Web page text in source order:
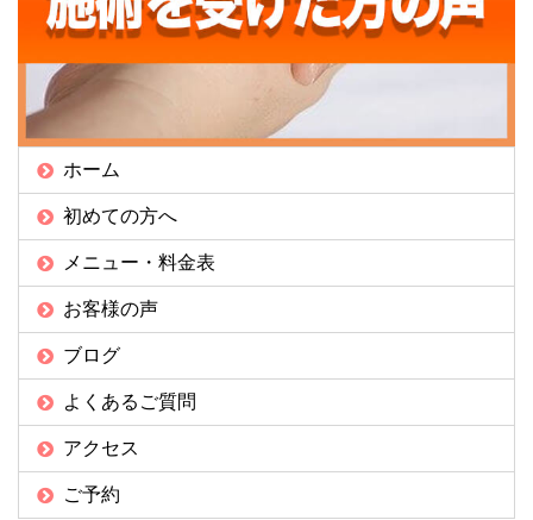
ホーム
初めての方へ
メニュー・料金表
お客様の声
ブログ
よくあるご質問
アクセス
ご予約